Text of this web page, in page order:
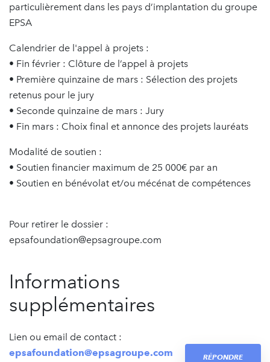
particulièrement dans les pays d’implantation du groupe
EPSA
Calendrier de l'appel à projets :
• Fin février : Clôture de l’appel à projets
• Première quinzaine de mars : Sélection des projets
retenus pour le jury
• Seconde quinzaine de mars : Jury
• Fin mars : Choix final et annonce des projets lauréats
Modalité de soutien :
• Soutien financier maximum de 25 000€ par an
• Soutien en bénévolat et/ou mécénat de compétences
Pour retirer le dossier :
epsafoundation@epsagroupe.com
Informations
supplémentaires
Lien ou email de contact :
epsafoundation@epsagroupe.com
RÉPONDRE